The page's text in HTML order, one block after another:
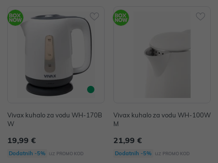
Vivax kuhalo za vodu WH-170B
W
19,99 €
Dodatnih -5% uz PROMO KOD
Vivax kuhalo za vodu WH-100W
M
21,99 €
Dodatnih -5% uz PROMO KOD